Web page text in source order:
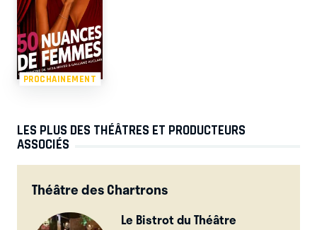
PROCHAINEMENT
LES PLUS DES THÉÂTRES ET PRODUCTEURS
ASSOCIÉS
Théâtre des Chartrons
Le Bistrot du Théâtre